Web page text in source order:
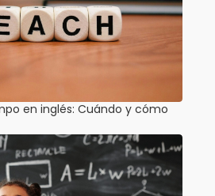
en inglés: Cuándo y cómo